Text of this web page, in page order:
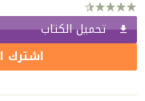
تحميل الكتاب
اشترك